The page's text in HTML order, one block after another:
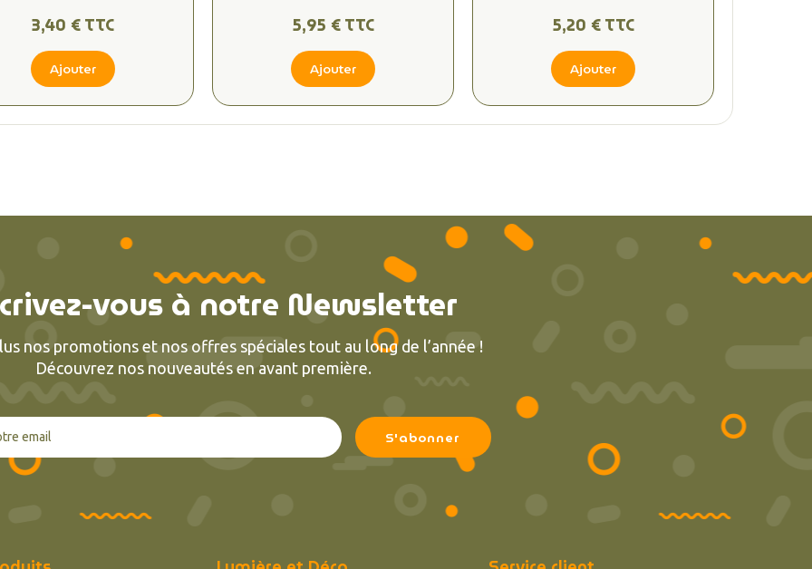
3,40 € TTC
Ajouter
5,95 € TTC
Ajouter
5,20 € TTC
Ajouter
vous à notre Newsletter
nos promotions et nos offres spéciales tout au long de l’année !
Découvrez nos nouveautés en avant première.